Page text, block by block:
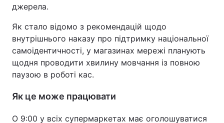
Економіка
Спорт Наука
Техно і зв'язок Лайт
Зброя
Здоров'я
Цікавинки Погода
джерела.
Як стало відомо з рекомендацій щодо
внутрішнього наказу про підтримку національної
самоідентичності, у магазинах мережі планують
щодня проводити хвилину мовчання із повною
паузою в роботі кас.
Як це може працювати
О 9:00 у всіх супермаркетах має оголошуватися